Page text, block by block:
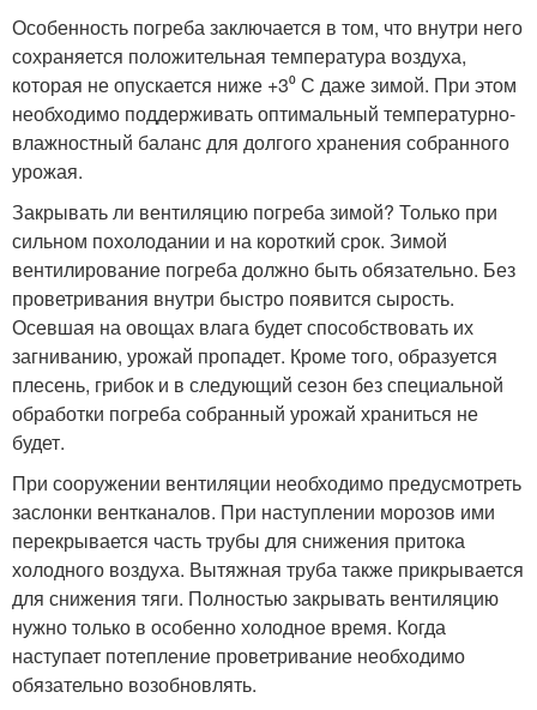
Особенность погреба заключается в том, что внутри него
сохраняется положительная температура воздуха,
которая не опускается ниже +3⁰ С даже зимой. При этом
необходимо поддерживать оптимальный температурно-
влажностный баланс для долгого хранения собранного
урожая.
Закрывать ли вентиляцию погреба зимой? Только при
сильном похолодании и на короткий срок. Зимой
вентилирование погреба должно быть обязательно. Без
проветривания внутри быстро появится сырость.
Осевшая на овощах влага будет способствовать их
загниванию, урожай пропадет. Кроме того, образуется
плесень, грибок и в следующий сезон без специальной
обработки погреба собранный урожай храниться не
будет.
При сооружении вентиляции необходимо предусмотреть
заслонки вентканалов. При наступлении морозов ими
перекрывается часть трубы для снижения притока
холодного воздуха. Вытяжная труба также прикрывается
для снижения тяги. Полностью закрывать вентиляцию
нужно только в особенно холодное время. Когда
наступает потепление проветривание необходимо
обязательно возобновлять.